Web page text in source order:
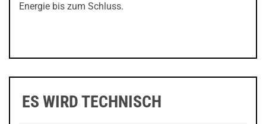
Energie bis zum Schluss.
ES WIRD TECHNISCH